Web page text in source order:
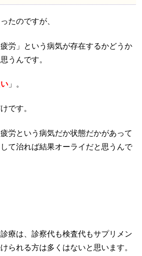
たのですが、
労」という病気が存在するかどうか
うんです。
」。
です。
労という病気だか状態だかがあって
て治れば結果オーライだと思うんで
療は、診察代も検査代もサプリメン
られる方は多くはないと思います。